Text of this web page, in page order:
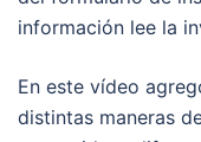
información lee la
En este vídeo
distintas maneras